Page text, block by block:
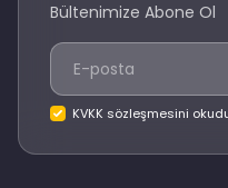
Bültenimize Abone Ol
KVKK sözleşmesini